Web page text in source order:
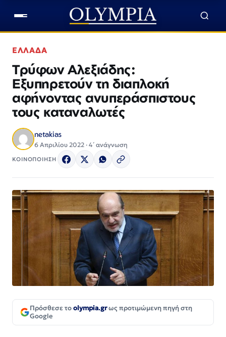
ΕΛΛΑΔΑ
Τρύφων Αλεξιάδης:
Εξυπηρετούν τη διαπλοκή
αφήνοντας ανυπεράσπιστους
τους καταναλωτές
netakias
6 Απριλίου 2022 · 4΄ ανάγνωση
ΚΟΙΝΟΠΟΙΗΣΗ
Πρόσθεσε τοolympia.grως προτιμώμενη πηγή στη
Google